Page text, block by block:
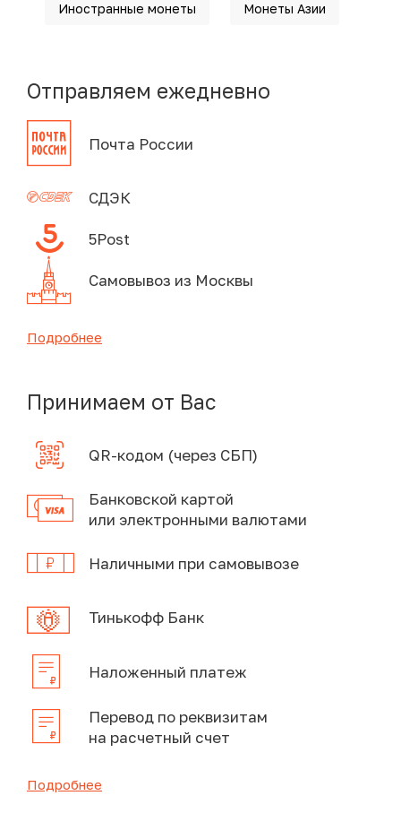
Иностранные монеты Монеты Азии
Отправляем ежедневно
Почта России
СДЭК
5Post
Самовывоз из Москвы
Подробнее
Принимаем от Вас
QR-кодом (через СБП)
Банковской картой
или электронными валютами
Наличными при самовывозе
Тинькофф Банк
Наложенный платеж
Перевод по реквизитам
на расчетный счет
Подробнее